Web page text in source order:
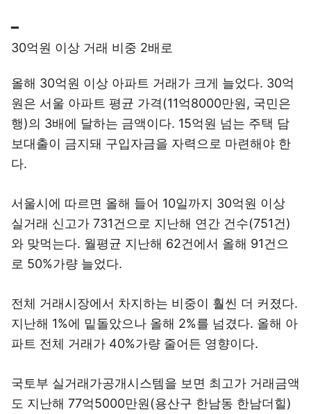
━
30억원 이상 거래 비중 2배로
올해 30억원 이상 아파트 거래가 크게 늘었다. 30억
원은 서울 아파트 평균 가격(11억8000만원, 국민은
행)의 3배에 달하는 금액이다. 15억원 넘는 주택 담
보대출이 금지돼 구입자금을 자력으로 마련해야 한
다.
서울시에 따르면 올해 들어 10일까지 30억원 이상
실거래 신고가 731건으로 지난해 연간 건수(751건)
와 맞먹는다. 월평균 지난해 62건에서 올해 91건으
로 50%가량 늘었다.
전체 거래시장에서 차지하는 비중이 훨씬 더 커졌다.
지난해 1%에 밑돌았으나 올해 2%를 넘겼다. 올해 아
파트 전체 거래가 40%가량 줄어든 영향이다.
국토부 실거래가공개시스템을 보면 최고가 거래금액
도 지난해 77억5000만원(용산구 한남동 한남더힐)